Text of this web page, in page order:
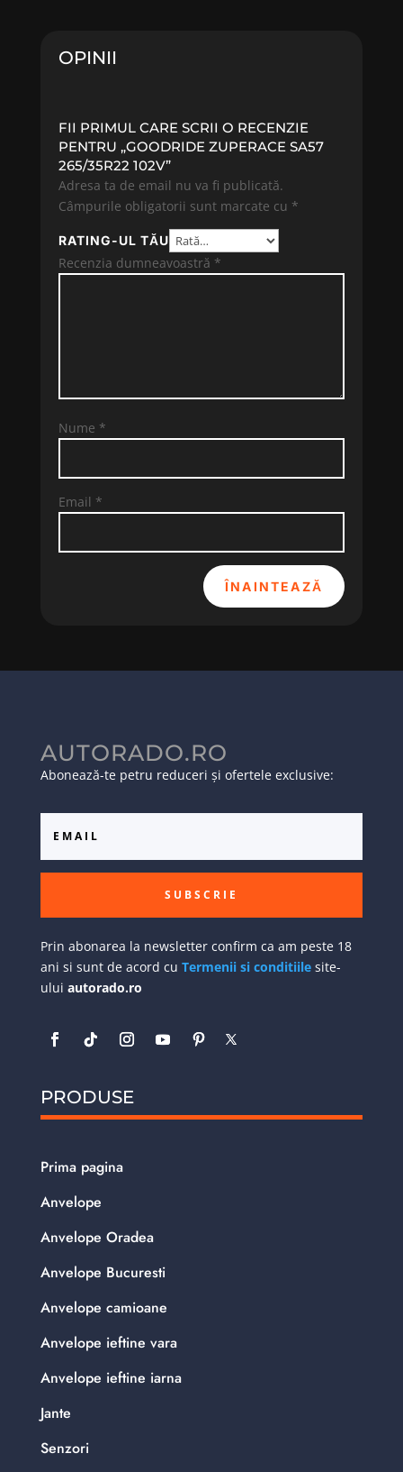
OPINII
FII PRIMUL CARE SCRII O RECENZIE
PENTRU „GOODRIDE ZUPERACE SA57
265/35R22 102V”
Adresa ta de email nu va fi publicată.
Câmpurile obligatorii sunt marcate cu *
RATING-UL TĂU
Recenzia dumneavoastră *
Nume *
Email *
ÎNAINTEAZĂ
AUTORADO.RO
Abonează-te petru reduceri și ofertele exclusive:
SUBSCRIE
Prin abonarea la newsletter confirm ca am peste 18
ani si sunt de acord cu Termenii si conditiilesite-
ului autorado.ro
PRODUSE
Prima pagina
Anvelope
Anvelope Oradea
Anvelope Bucuresti
Anvelope camioane
Anvelope ieftine vara
Anvelope ieftine iarna
Jante
Senzori